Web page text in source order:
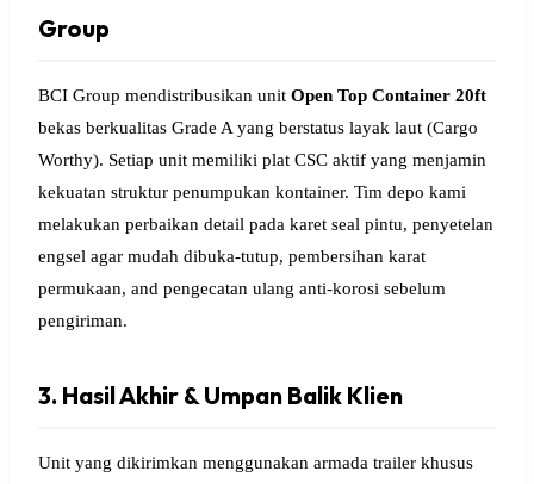
Group
BCI Group mendistribusikan unit Open Top Container 20ft
bekas berkualitas Grade A yang berstatus layak laut (Cargo
Worthy). Setiap unit memiliki plat CSC aktif yang menjamin
kekuatan struktur penumpukan kontainer. Tim depo kami
melakukan perbaikan detail pada karet seal pintu, penyetelan
engsel agar mudah dibuka-tutup, pembersihan karat
permukaan, and pengecatan ulang anti-korosi sebelum
pengiriman.
3. Hasil Akhir & Umpan Balik Klien
Unit yang dikirimkan menggunakan armada trailer khusus